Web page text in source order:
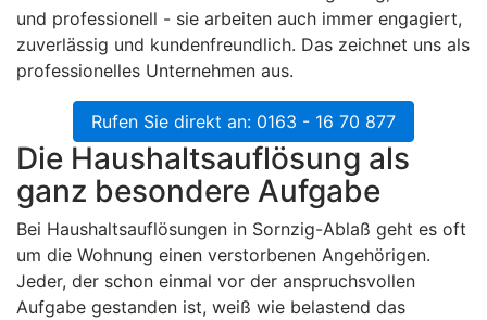
und professionell - sie arbeiten auch immer engagiert,
zuverlässig und kundenfreundlich. Das zeichnet uns als
professionelles Unternehmen aus.
Rufen Sie direkt an: 0163 - 16 70 877
Die Haushaltsauflösung als
ganz besondere Aufgabe
Bei Haushaltsauflösungen in Sornzig-Ablaß geht es oft
um die Wohnung einen verstorbenen Angehörigen.
Jeder, der schon einmal vor der anspruchsvollen
Aufgabe gestanden ist, weiß wie belastend das